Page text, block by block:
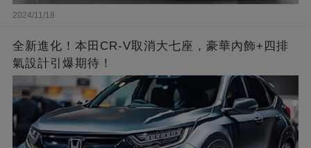
2024/11/18
全新進化！本田CR-V取消大七座，豪華內飾+四排
氣設計引爆期待！